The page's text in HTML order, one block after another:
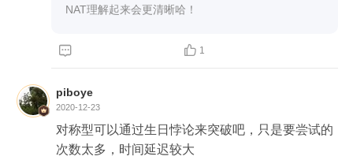
否则链路不通。但对称型NAT针对内网主机的不同
口不变。
NAT理解起来会更清晰哈！
  1
piboye
2020-12-23
对称型可以通过生日悖论来突破吧，只是要尝试的
次数太多，时间延迟较大